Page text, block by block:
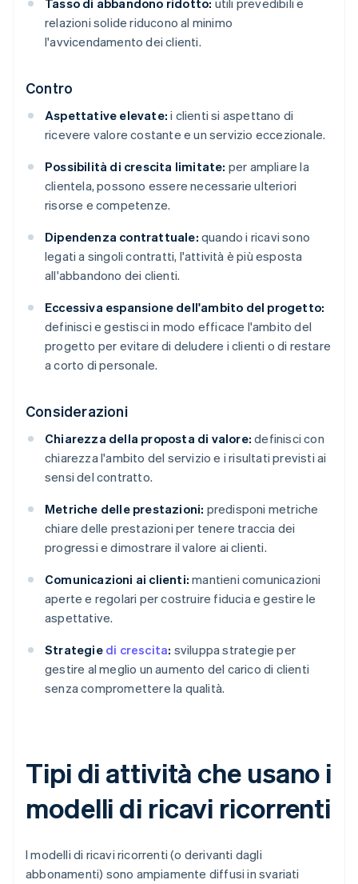
Tasso di abbandono ridotto: utili prevedibili e
relazioni solide riducono al minimo
l'avvicendamento dei clienti.
Contro
Aspettative elevate: i clienti si aspettano di
ricevere valore costante e un servizio eccezionale.
Possibilità di crescita limitate: per ampliare la
clientela, possono essere necessarie ulteriori
risorse e competenze.
Dipendenza contrattuale: quando i ricavi sono
legati a singoli contratti, l'attività è più esposta
all'abbandono dei clienti.
Eccessiva espansione dell'ambito del progetto:
definisci e gestisci in modo efficace l'ambito del
progetto per evitare di deludere i clienti o di restare
a corto di personale.
Considerazioni
Chiarezza della proposta di valore: definisci con
chiarezza l'ambito del servizio e i risultati previsti ai
sensi del contratto.
Metriche delle prestazioni: predisponi metriche
chiare delle prestazioni per tenere traccia dei
progressi e dimostrare il valore ai clienti.
Comunicazioni ai clienti: mantieni comunicazioni
aperte e regolari per costruire fiducia e gestire le
aspettative.
Strategie di crescita: sviluppa strategie per
gestire al meglio un aumento del carico di clienti
senza compromettere la qualità.
Tipi di attività che usano i
modelli di ricavi ricorrenti
I modelli di ricavi ricorrenti (o derivanti dagli
abbonamenti) sono ampiamente diffusi in svariati